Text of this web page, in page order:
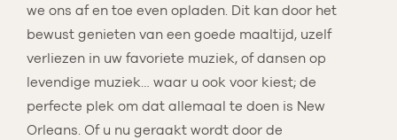
we ons af en toe even opladen. Dit kan door het
bewust genieten van een goede maaltijd, uzelf
verliezen in uw favoriete muziek, of dansen op
levendige muziek… waar u ook voor kiest; de
perfecte plek om dat allemaal te doen is New
Orleans. Of u nu geraakt wordt door de